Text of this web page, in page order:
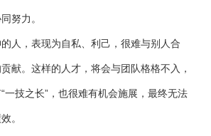
努力。
人，表现为自私、利己，很难与别人合
献。这样的人才，将会与团队格格不入，
一技之长”，也很难有机会施展，最终无法
。